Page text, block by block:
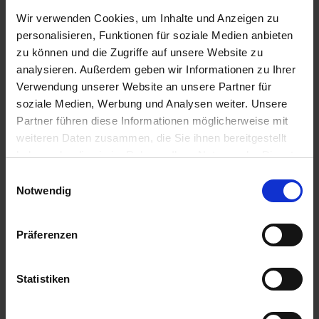
Wir verwenden Cookies, um Inhalte und Anzeigen zu
personalisieren, Funktionen für soziale Medien anbieten
zu können und die Zugriffe auf unsere Website zu
analysieren. Außerdem geben wir Informationen zu Ihrer
Verwendung unserer Website an unsere Partner für
soziale Medien, Werbung und Analysen weiter. Unsere
Partner führen diese Informationen möglicherweise mit
weiteren Daten zusammen, die Sie ihnen bereitgestellt
haben oder die sie im Rahmen Ihrer Nutzung der Dienste
Notwendig
Präferenzen
Statistiken
0,70 € / kg
IN DEN
WARENKORB
0,66 € / kg
IN DEN
WARENKORB
Ähnliche Produkte